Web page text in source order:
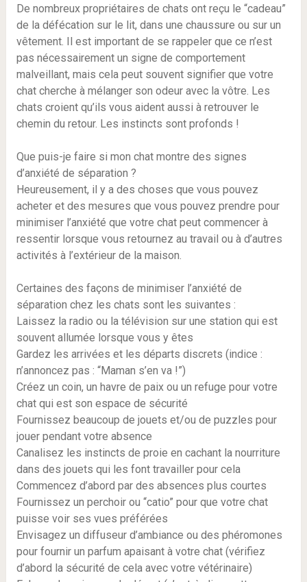
De nombreux propriétaires de chats ont reçu le “cadeau”
de la défécation sur le lit, dans une chaussure ou sur un
vêtement. Il est important de se rappeler que ce n’est
pas nécessairement un signe de comportement
malveillant, mais cela peut souvent signifier que votre
chat cherche à mélanger son odeur avec la vôtre. Les
chats croient qu’ils vous aident aussi à retrouver le
chemin du retour. Les instincts sont profonds !
Que puis-je faire si mon chat montre des signes
d’anxiété de séparation ?
Heureusement, il y a des choses que vous pouvez
acheter et des mesures que vous pouvez prendre pour
minimiser l’anxiété que votre chat peut commencer à
ressentir lorsque vous retournez au travail ou à d’autres
activités à l’extérieur de la maison.
Certaines des façons de minimiser l’anxiété de
séparation chez les chats sont les suivantes :
Laissez la radio ou la télévision sur une station qui est
souvent allumée lorsque vous y êtes
Gardez les arrivées et les départs discrets (indice :
n’annoncez pas : “Maman s’en va !”)
Créez un coin, un havre de paix ou un refuge pour votre
chat qui est son espace de sécurité
Fournissez beaucoup de jouets et/ou de puzzles pour
jouer pendant votre absence
Canalisez les instincts de proie en cachant la nourriture
dans des jouets qui les font travailler pour cela
Commencez d’abord par des absences plus courtes
Fournissez un perchoir ou “catio” pour que votre chat
puisse voir ses vues préférées
Envisagez un diffuseur d’ambiance ou des phéromones
pour fournir un parfum apaisant à votre chat (vérifiez
d’abord la sécurité de cela avec votre vétérinaire)